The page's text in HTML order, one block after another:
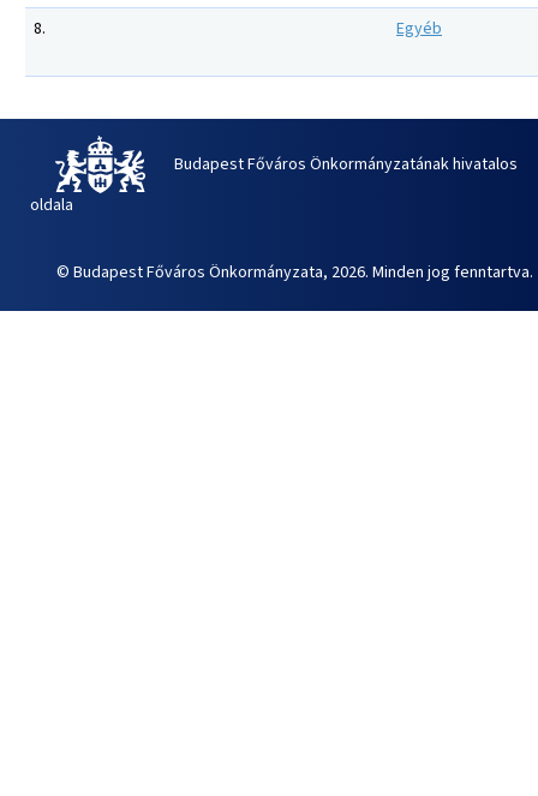
8.
Egyéb
Budapest Főváros Önkormányzatának hivatalos
oldala
© Budapest Főváros Önkormányzata, 2026. Minden jog fenntartva.